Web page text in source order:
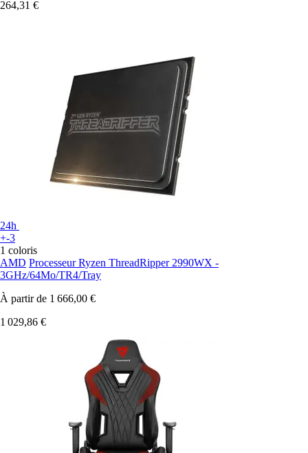
264,31 €
24h
+-3
1 coloris
AMD Processeur Ryzen ThreadRipper 2990WX -
3GHz/64Mo/TR4/Tray
À partir de 1 666,00 €
1 029,86 €